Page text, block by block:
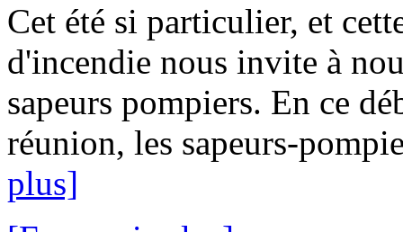
Cet été si particulier, et
d'incendie nous invite à
sapeurs pompiers. En ce
réunion, les sapeurs-
plus]